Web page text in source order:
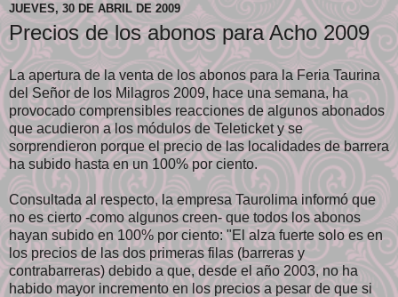
JUEVES, 30 DE ABRIL DE 2009
Precios de los abonos para Acho 2009
La apertura de la venta de los abonos para la Feria Taurina
del Señor de los Milagros 2009, hace una semana, ha
provocado comprensibles reacciones de algunos abonados
que acudieron a los módulos de Teleticket y se
sorprendieron porque el precio de las localidades de barrera
ha subido hasta en un 100% por ciento.
Consultada al respecto, la empresa Taurolima informó que
no es cierto -como algunos creen- que todos los abonos
hayan subido en 100% por ciento: "El alza fuerte solo es en
los precios de las dos primeras filas (barreras y
contrabarreras) debido a que, desde el año 2003, no ha
habido mayor incremento en los precios a pesar de que si